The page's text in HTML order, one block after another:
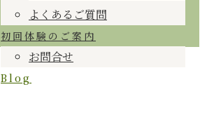
よくあるご質問
初回体験のご案内
お問合せ
Blog